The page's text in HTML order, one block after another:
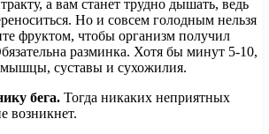
а вам станет трудно дышать, ведь
Но и совсем голодным нельзя
фруктом, чтобы организм получил
разминка. Хотя бы минут 5-10,
суставы и сухожилия.
бега. Тогда никаких неприятных
возникнет.